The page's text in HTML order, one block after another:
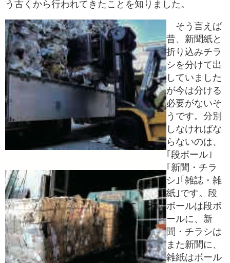
う古くから行われてきたことを知りました。
そう言えば
昔、新聞紙と
折り込みチラ
シを分けて出
していました
が今は分ける
必要がないそ
うです。分別
しなければな
らないのは、
｢段ボール｣
｢新聞・チラ
シ｣｢雑誌・雑
紙｣です。段
ボールは段ボ
ールに、新
聞・チラシは
また新聞に、
雑紙はボール